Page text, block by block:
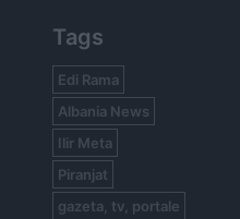
Tags
Edi Rama
Albania News
Ilir Meta
Piranjat
gazeta, tv, portale